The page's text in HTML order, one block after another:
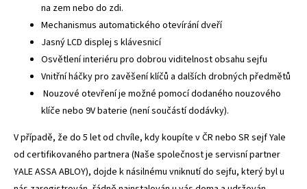
na zem nebo do zdi.
Mechanismus automatického otevírání dveří
Jasný LCD displej s klávesnicí
Osvětlení interiéru pro dobrou viditelnost obsahu sejfu
Vnitřní háčky pro zavěšení klíčů a dalších drobných předmětů
Nouzové otevření je možné pomocí dodaného nouzového
klíče nebo 9V baterie (není součástí dodávky).
V případě, že do 5 let od chvíle, kdy koupíte v ČR nebo SR sejf Yale
od certifikovaného partnera (Naše společnost je servisní partner
YALE ASSA ABLOY), dojde k násilnému vniknutí do sejfu, který byl u